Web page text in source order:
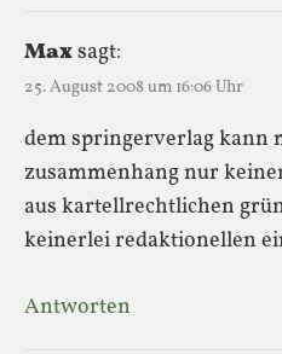
Maxsagt:
25. August 2008 um 16:06 Uhr
dem springerverlag kann
zusammenhang nur
aus kartellrechtlichen
keinerlei redaktionellen
Antworten